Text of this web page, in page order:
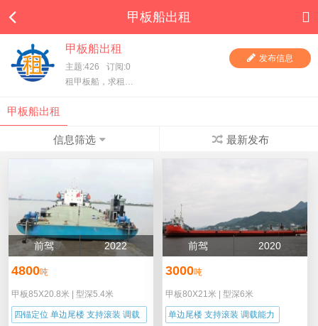
甲板船出租
甲板船出租
主题:426
订阅:0
租甲板船，求租甲板船，一手甲板船东直租，项目方求租，甲板船东、货主都在这里，快进来看看吧！
发布信息
甲板船出租
信息筛选 最新发布
前驾 2022
4800吨
甲板85X20.8米 型深5.4米
四锚定位 单边尾楼 支持滚装 调载
前驾 2020
3000吨
甲板80X21米 型深6米
单边尾楼 支持滚装 调载能力